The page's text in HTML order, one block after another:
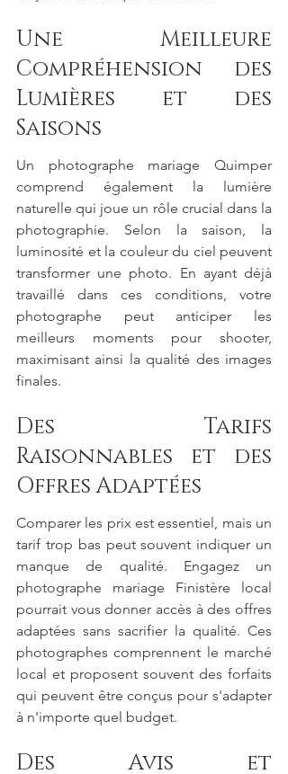
Une Meilleure
Compréhension des
Lumières et des
Saisons
Un photographe mariage Quimper
comprend également la lumière
naturelle qui joue un rôle crucial dans la
photographie. Selon la saison, la
luminosité et la couleur du ciel peuvent
transformer une photo. En ayant déjà
travaillé dans ces conditions, votre
photographe peut anticiper les
meilleurs moments pour shooter,
maximisant ainsi la qualité des images
finales.
Des Tarifs
Raisonnables et des
Offres Adaptées
Comparer les prix est essentiel, mais un
tarif trop bas peut souvent indiquer un
manque de qualité. Engagez un
photographe mariage Finistère local
pourrait vous donner accès à des offres
adaptées sans sacrifier la qualité. Ces
photographes comprennent le marché
local et proposent souvent des forfaits
qui peuvent être conçus pour s'adapter
à n'importe quel budget.
Des Avis et